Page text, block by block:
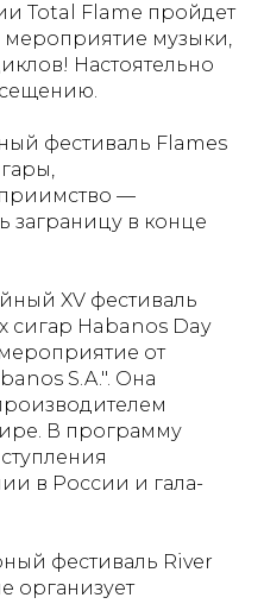
Total Flame пройдет
мероприятие музыки,
Настоятельно
фестиваль Flames
—
заграницу в конце
XV фестиваль
сигар Habanos Day
от
S.A.". Она
В программу
в России и гала-
фестиваль River
организует